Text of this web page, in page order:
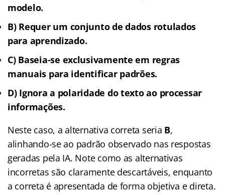
modelo.
B) Requer um conjunto de dados rotulados
para aprendizado.
C) Baseia-se exclusivamente em regras
manuais para identificar padrões.
D) Ignora a polaridade do texto ao processar
informações.
Neste caso, a alternativa correta seria B,
alinhando-se ao padrão observado nas respostas
geradas pela IA. Note como as alternativas
incorretas são claramente descartáveis, enquanto
a correta é apresentada de forma objetiva e direta.